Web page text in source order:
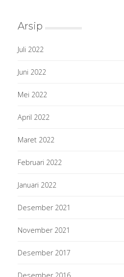
Arsip
Juli 2022
Juni 2022
Mei 2022
April 2022
Maret 2022
Februari 2022
Januari 2022
Desember 2021
November 2021
Desember 2017